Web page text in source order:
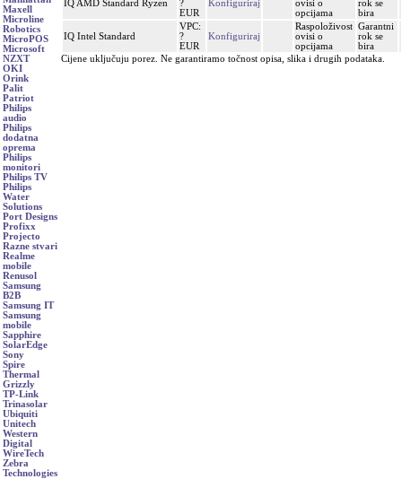
Maxell
Microline
Robotics
MicroPOS
Microsoft
NZXT
OKI
Orink
Palit
Patriot
Philips
audio
Philips
dodatna
oprema
Philips
monitori
Philips TV
Philips
Water
Solutions
Port Designs
Profixx
Projecto
Razne stvari
Realme
mobile
Renusol
Samsung
B2B
Samsung IT
Samsung
mobile
Sapphire
SolarEdge
Sony
Spire
Thermal
Grizzly
TP-Link
Trinasolar
Ubiquiti
Unitech
Western
Digital
WireTech
Zebra
Technologies
IQ AMD Standard Ryzen
?
EUR
Konfiguriraj
ovisi o
opcijama
rok se
bira
IQ Intel Standard
VPC:
?
EUR
Konfiguriraj
Raspoloživost
ovisi o
opcijama
Garantni
rok se
bira
Cijene uključuju porez. Ne garantiramo točnost opisa, slika i drugih podataka.